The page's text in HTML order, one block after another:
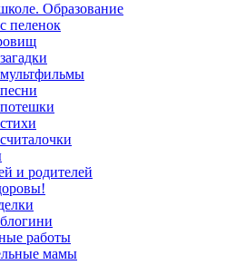
Образование
пеленок
и родителей
работы
мамы